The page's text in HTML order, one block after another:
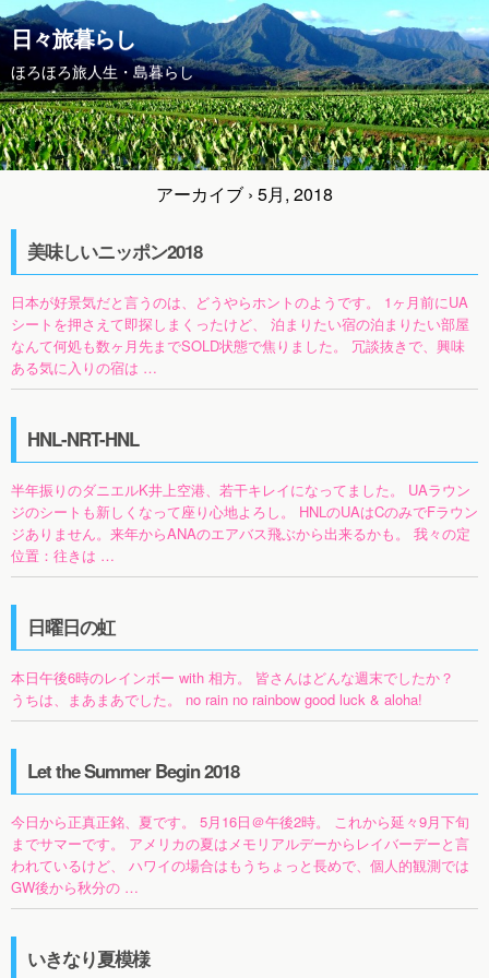
日々旅暮らし
ほろほろ旅人生・島暮らし
アーカイブ › 5月, 2018
美味しいニッポン2018
日本が好景気だと言うのは、どうやらホントのようです。 1ヶ月前にUA
シートを押さえて即探しまくったけど、 泊まりたい宿の泊まりたい部屋
なんて何処も数ヶ月先までSOLD状態で焦りました。 冗談抜きで、興味
ある気に入りの宿は …
HNL-NRT-HNL
半年振りのダニエルK井上空港、若干キレイになってました。 UAラウン
ジのシートも新しくなって座り心地よろし。 HNLのUAはCのみでFラウン
ジありません。来年からANAのエアバス飛ぶから出来るかも。 我々の定
位置：往きは …
日曜日の虹
本日午後6時のレインボー with 相方。 皆さんはどんな週末でしたか？
うちは、まあまあでした。 no rain no rainbow good luck & aloha!
Let the Summer Begin 2018
今日から正真正銘、夏です。 5月16日＠午後2時。 これから延々9月下旬
までサマーです。 アメリカの夏はメモリアルデーからレイバーデーと言
われているけど、 ハワイの場合はもうちょっと長めで、個人的観測では
GW後から秋分の …
いきなり夏模様